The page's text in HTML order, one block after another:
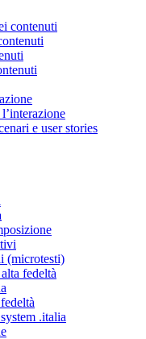
contenuti
e user stories
(microtesti)
fedeltà
.italia